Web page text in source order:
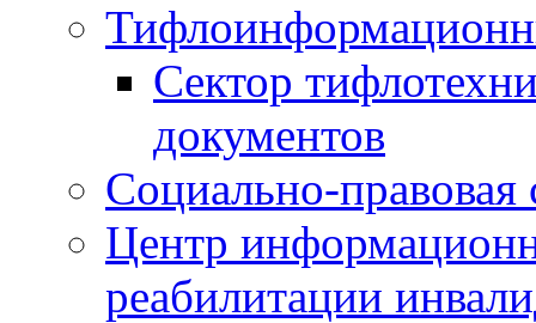
Сектор
документов
Социально-правовая
Центр
реабилитации